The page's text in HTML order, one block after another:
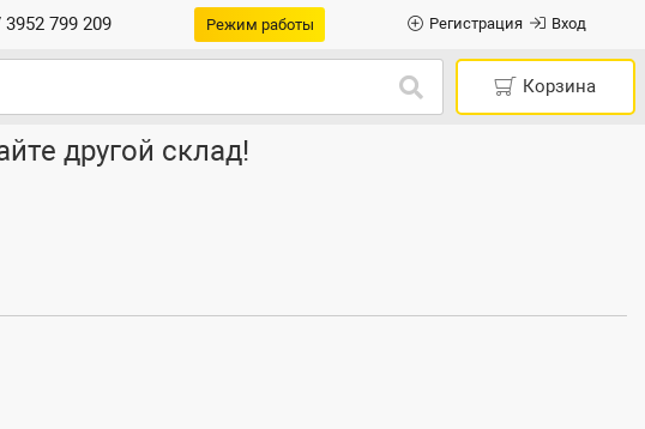
3952 799 209 Режим работы Регистрация Вход
Корзина
другой склад!